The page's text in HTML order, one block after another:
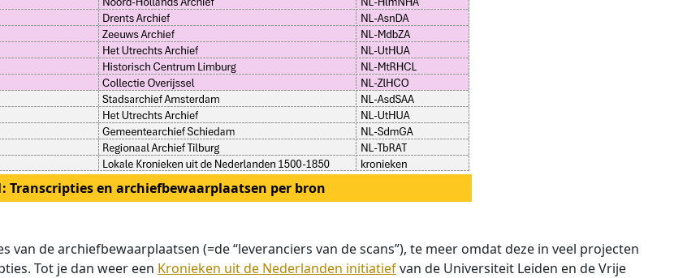
Transcripties en archiefbewaarplaatsen per bron
de archiefbewaarplaatsen (=de “leveranciers van de scans”), te meer omdat deze in veel projecten
Tot je dan weer een Kronieken uit de Nederlanden initiatiefvan de Universiteit Leiden en de Vrije